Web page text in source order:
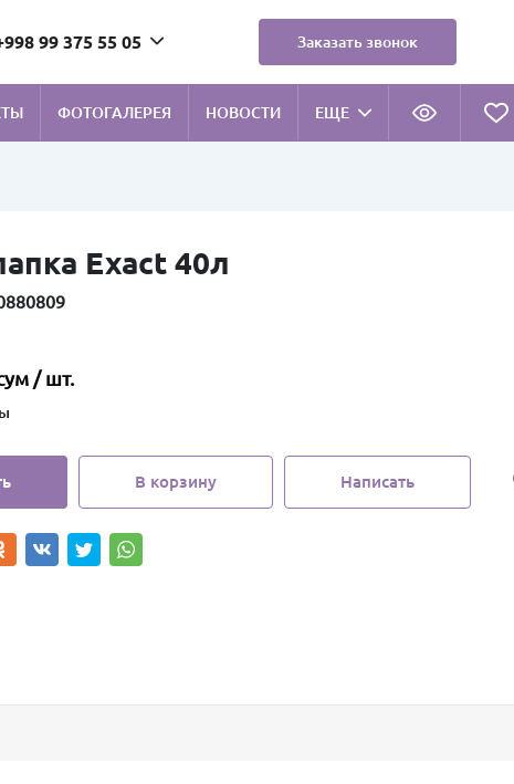
99 375 55 05 Заказать звонок
ФОТОГАЛЕРЕЯ НОВОСТИ ЕЩЕ
Exact 40л
/ шт.
В корзину Написать